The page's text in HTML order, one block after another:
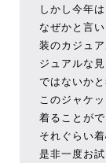
しかし今年
なぜかと言
装のカジュ
ジュアルな
ではないかと
このジャケ
着ることが
それぐらい
是非一度お試